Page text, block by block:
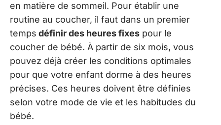
en matière de sommeil. Pour établir une
routine au coucher, il faut dans un premier
temps définir des heures fixes pour le
coucher de bébé. À partir de six mois, vous
pouvez déjà créer les conditions optimales
pour que votre enfant dorme à des heures
précises. Ces heures doivent être définies
selon votre mode de vie et les habitudes du
bébé.